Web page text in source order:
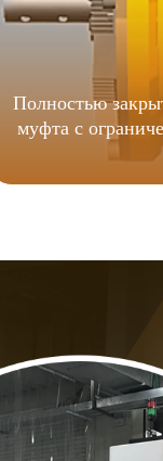
Полностью
муфта с